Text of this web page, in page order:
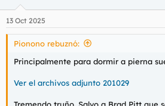
13 Oct 2025
Pionono rebuznó:
Principalmente para dormir a pierna
Ver el archivos adjunto 201029
Tremendo truño. Salvo a Brad Pitt que